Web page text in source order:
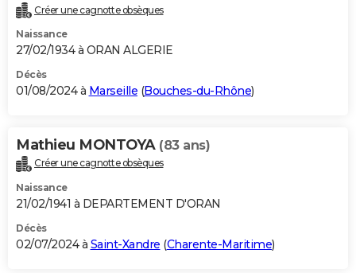
Créer une cagnotte obsèques
Naissance
27/02/1934 à ORAN ALGERIE
Décès
01/08/2024 à Marseille (Bouches-du-Rhône)
Mathieu MONTOYA (83 ans)
Créer une cagnotte obsèques
Naissance
21/02/1941 à DEPARTEMENT D'ORAN
Décès
02/07/2024 à Saint-Xandre (Charente-Maritime)